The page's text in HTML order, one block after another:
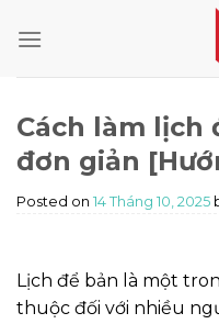
Cách làm lịch
đơn giản
Posted on 14 Tháng 10, 2025
Lịch để bản là một
thuộc đối với nhiều